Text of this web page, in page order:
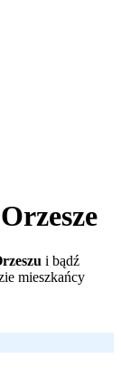
Orzesze
i bądź
mieszkańcy